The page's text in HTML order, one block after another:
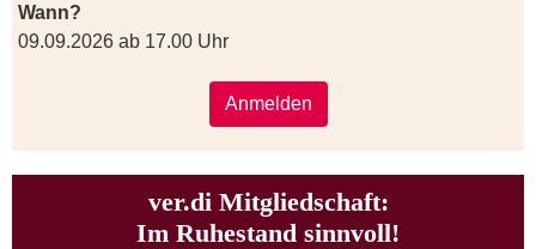
Wann?
09.09.2026 ab 17.00 Uhr
Anmelden
ver.di Mitgliedschaft:
Im Ruhestand sinnvoll!